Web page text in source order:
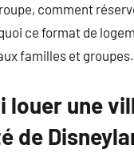
comment
ce format de
familles et groupes.
louer une
de